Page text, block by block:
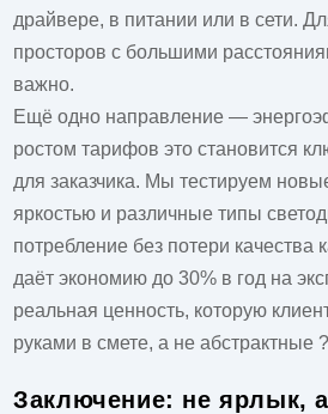
драйвере, в питании или в сети.
просторов с большими
важно.
Ещё одно направление —
ростом тарифов это становится
для заказчика. Мы тестируем
яркостью и различные типы
потребление без потери качества
даёт экономию до 30% в год на
реальная ценность, которую
руками в смете, а не абстрактные
Заключение: не ярлык,